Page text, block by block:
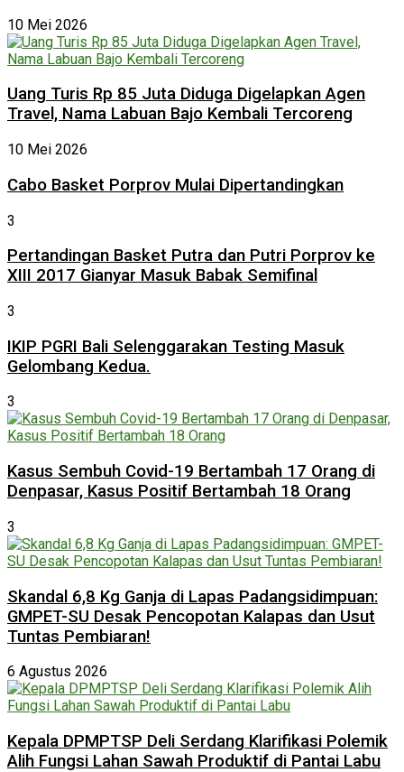
10 Mei 2026
Uang Turis Rp 85 Juta Diduga Digelapkan Agen
Travel, Nama Labuan Bajo Kembali Tercoreng
10 Mei 2026
Cabo Basket Porprov Mulai Dipertandingkan
3
Pertandingan Basket Putra dan Putri Porprov ke
XIII 2017 Gianyar Masuk Babak Semifinal
3
IKIP PGRI Bali Selenggarakan Testing Masuk
Gelombang Kedua.
3
Kasus Sembuh Covid-19 Bertambah 17 Orang di
Denpasar, Kasus Positif Bertambah 18 Orang
3
Skandal 6,8 Kg Ganja di Lapas Padangsidimpuan:
GMPET-SU Desak Pencopotan Kalapas dan Usut
Tuntas Pembiaran!
6 Agustus 2026
Kepala DPMPTSP Deli Serdang Klarifikasi Polemik
Alih Fungsi Lahan Sawah Produktif di Pantai Labu